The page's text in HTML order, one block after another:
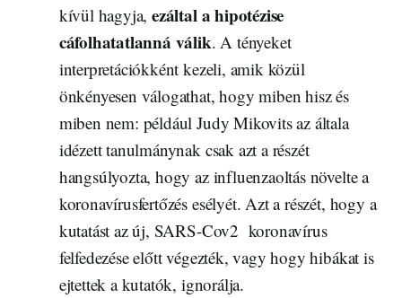
kívül hagyja,ezáltal a hipotézise
cáfolhatatlanná válik. A tényeket
interpretációkként kezeli, amik közül
önkényesen válogathat, hogy miben hisz és
miben nem: például Judy Mikovits az általa
idézett tanulmánynak csak azt a részét
hangsúlyozta, hogy az influenzaoltás növelte a
koronavírusfertőzés esélyét. Azt a részét, hogy a
kutatást az új, SARS-Cov2 koronavírus
felfedezése előtt végezték, vagy hogy hibákat is
ejtettek a kutatók, ignorálja.